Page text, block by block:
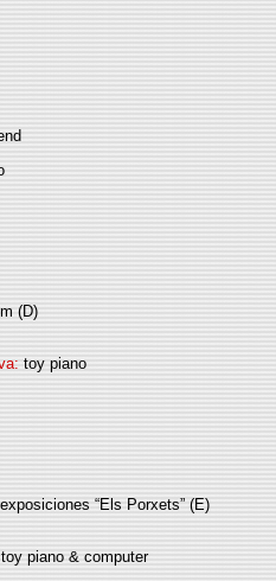
(D)
toy piano
“Els Porxets” (E)
toy piano & computer